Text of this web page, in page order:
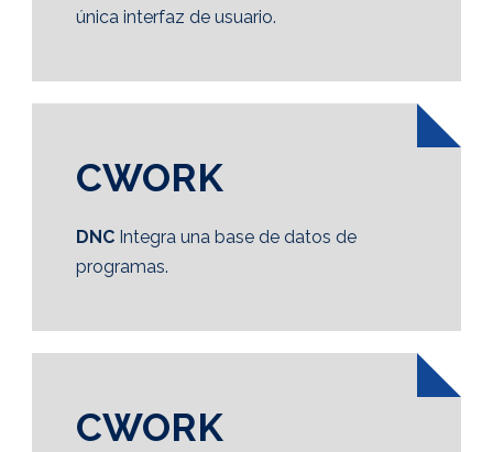
única interfaz de usuario.
CWORK
DNC Integra una base de datos de
programas.
CWORK